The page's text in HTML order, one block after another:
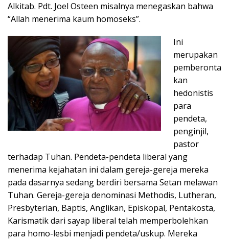
Alkitab. Pdt. Joel Osteen misalnya menegaskan bahwa
“Allah menerima kaum homoseks”.
Ini
merupakan
pemberonta
kan
hedonistis
para
pendeta,
penginjil,
pastor
terhadap Tuhan. Pendeta-pendeta liberal yang
menerima kejahatan ini dalam gereja-gereja mereka
pada dasarnya sedang berdiri bersama Setan melawan
Tuhan. Gereja-gereja denominasi Methodis, Lutheran,
Presbyterian, Baptis, Anglikan, Episkopal, Pentakosta,
Karismatik dari sayap liberal telah memperbolehkan
para homo-lesbi menjadi pendeta/uskup. Mereka